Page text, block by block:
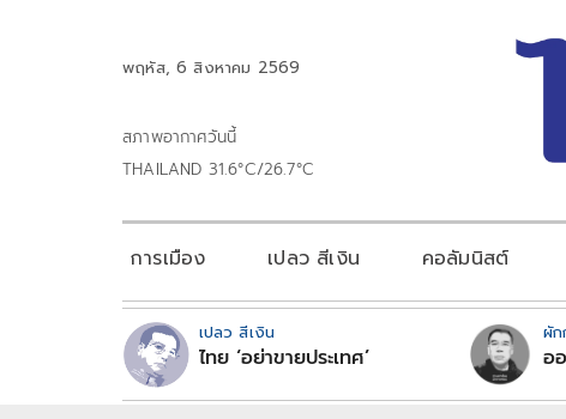
พฤหัส, 6 สิงหาคม 2569
สภาพอากาศวันนี้
THAILAND 31.6°C/26.7°C
การเมือง เปลว สีเงิน คอลัมนิสต์
เปลว สีเงิน
ไทย ‘อย่าขายประเทศ’
ผัก
อ